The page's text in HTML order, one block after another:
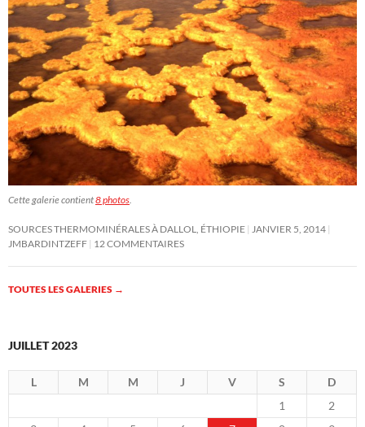
Cette galerie contient8 photos
SOURCES THERMOMINÉRALES À DALLOL, ÉTHIOPIE
JANVIER 5, 2014
JMBARDINTZEFF 12 COMMENTAIRES
TOUTES LES GALERIES →
JUILLET 2023
L M M J V S
D
1
2